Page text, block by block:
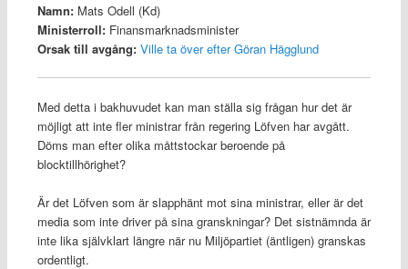
Namn:Mats Odell (Kd)
Ministerroll:Finansmarknadsminister
Orsak till avgång: Ville ta över efter Göran Hägglund
Med detta i bakhuvudet kan man ställa sig frågan hur det är
möjligt att inte fler ministrar från regering Löfven har avgått.
Döms man efter olika måttstockar beroende på
blocktillhörighet?
Är det Löfven som är slapphänt mot sina ministrar, eller är det
media som inte driver på sina granskningar? Det sistnämnda är
inte lika självklart längre när nu Miljöpartiet (äntligen) granskas
ordentligt.